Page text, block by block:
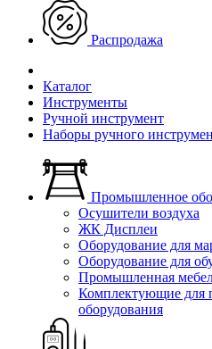
Распродажа
Каталог
Инструменты
Ручной инструмент
Наборы ручного
Промышленное
Осушители воздуха
ЖК Дисплеи
Оборудование для
Оборудование для
Промышленная
Комплектующие для
оборудования